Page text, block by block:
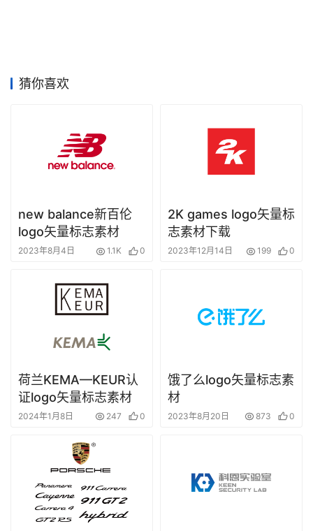
材
猜你喜欢
new balance新百伦
logo矢量标志素材
2023年8月4日 1.1K 0
2K games logo矢量标
志素材下载
2023年12月14日 199 0
荷兰KEMA—KEUR认
证logo矢量标志素材
2024年1月8日 247 0
饿了么logo矢量标志素
材
2023年8月20日 873 0